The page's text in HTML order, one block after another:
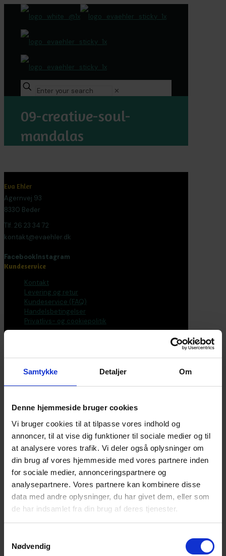
Samtykke Detaljer Om
Denne hjemmeside bruger cookies
Vi bruger cookies til at tilpasse vores indhold og
annoncer, til at vise dig funktioner til sociale medier og til
at analysere vores trafik. Vi deler også oplysninger om
din brug af vores hjemmeside med vores partnere inden
for sociale medier, annonceringspartnere og
analysepartnere. Vores partnere kan kombinere disse
data med andre oplysninger, du har givet dem, eller som
de har indsamlet fra din brug af deres tjenester.
Nødvendig
✕
09-creative-soul-
mandalas
Eva Ehler
Agernvej 93
8330 Beder
Tlf. 26 23 34 72
kontakt@evaehler.dk
FacebookInstagram
Kundeservice
Kontakt
Levering og retur
Kundeservice (FAQ)
Handelsbetingelser
Privatlivs- og cookiepolitik
Bogpakker
Postkort og plakater
Fantasirejser
Nyhedsbrev
Bliv en del af universet
Få magiske nyheder om bøger, malebøger og
inspiration direkte i din indbakke.